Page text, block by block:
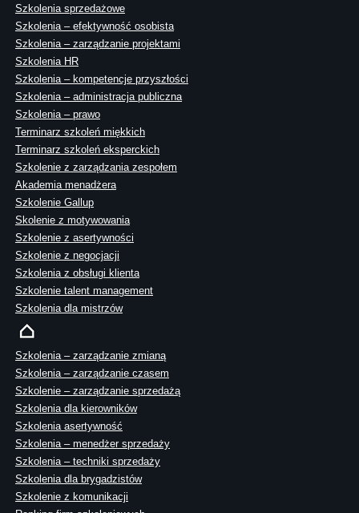
Szkolenia sprzedażowe
Szkolenia – efektywność osobista
Szkolenia – zarządzanie projektami
Szkolenia HR
Szkolenia – kompetencje przyszłości
Szkolenia – administracja publiczna
Szkolenia – prawo
Terminarz szkoleń miękkich
Terminarz szkoleń eksperckich
Szkolenie z zarządzania zespołem
Akademia menadżera
Szkolenie Gallup
Skolenie z motywowania
Szkolenie z asertywności
Szkolenie z negocjacji
Szkolenia z obsługi klienta
Szkolenie talent management
Szkolenia dla mistrzów
Szkolenia – zarządzanie zmianą
Szkolenia – zarządzanie czasem
Szkolenie – zarządzanie sprzedażą
Szkolenia dla kierowników
Szkolenia asertywność
Szkolenia – menedżer sprzedaży
Szkolenia – techniki sprzedaży
Szkolenia dla brygadzistów
Szkolenie z komunikacji